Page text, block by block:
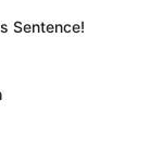
Sentence!